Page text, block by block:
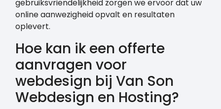
gebruiksvriendelijkheid zorgen we ervoor dat uw
online aanwezigheid opvalt en resultaten
oplevert.
Hoe kan ik een offerte
aanvragen voor
webdesign bij Van Son
Webdesign en Hosting?